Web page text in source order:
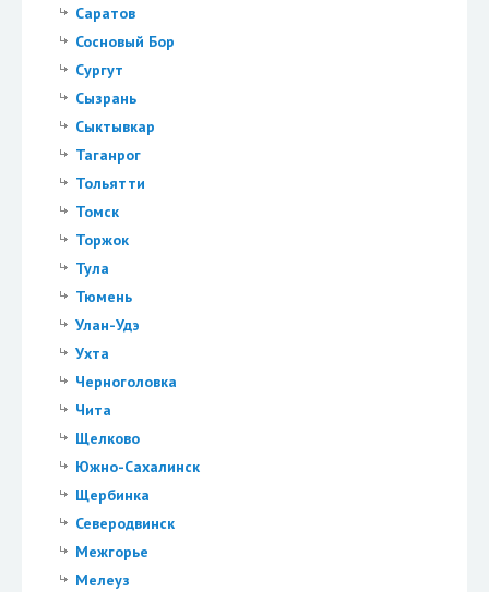
Саратов
Сосновый Бор
Сургут
Сызрань
Сыктывкар
Таганрог
Тольятти
Томск
Торжок
Тула
Тюмень
Улан-Удэ
Ухта
Черноголовка
Чита
Щелково
Южно-Сахалинск
Щербинка
Северодвинск
Межгорье
Мелеуз